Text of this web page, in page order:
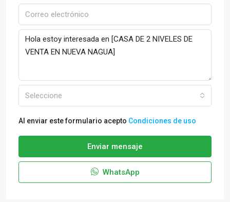
Seleccione
Al enviar este formulario acepto Condiciones de uso
Enviar mensaje
WhatsApp